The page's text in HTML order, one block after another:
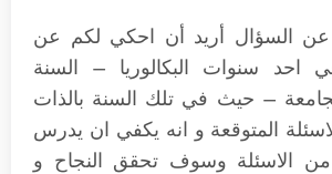
السؤال أريد أن احكي لكم عن
سنوات البكالوريا – السنة
– حيث في تلك السنة بالذات
المتوقعة و انه يكفي ان يدرس
الاسئلة وسوف تحقق النجاح و